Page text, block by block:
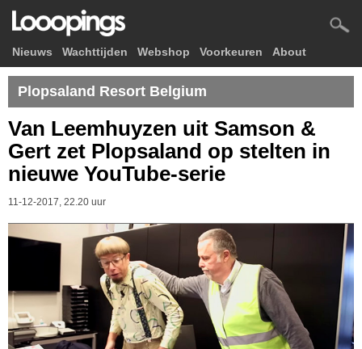
Nieuws Wachttijden Webshop Voorkeuren About
Plopsaland Resort Belgium
Van Leemhuyzen uit Samson &
Gert zet Plopsaland op stelten in
nieuwe YouTube-serie
11-12-2017, 22.20 uur